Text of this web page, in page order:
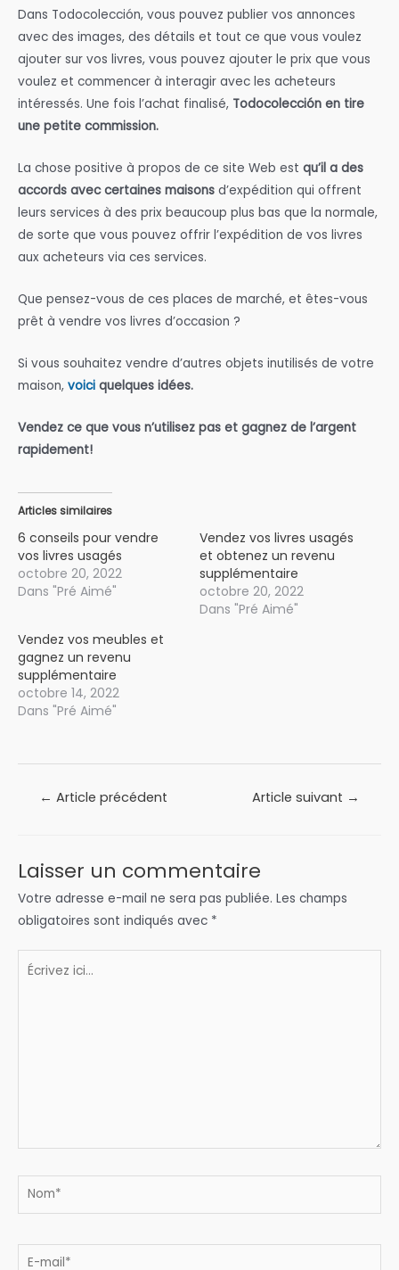
Dans Todocolección, vous pouvez publier vos annonces
avec des images, des détails et tout ce que vous voulez
ajouter sur vos livres, vous pouvez ajouter le prix que vous
voulez et commencer à interagir avec les acheteurs
intéressés. Une fois l’achat finalisé, Todocolección en tire
une petite commission.
La chose positive à propos de ce site Web est qu’il a des
accords avec certaines maisons d’expédition qui offrent
leurs services à des prix beaucoup plus bas que la normale,
de sorte que vous pouvez offrir l’expédition de vos livres
aux acheteurs via ces services.
Que pensez-vous de ces places de marché, et êtes-vous
prêt à vendre vos livres d’occasion ?
Si vous souhaitez vendre d’autres objets inutilisés de votre
maison, voici quelques idées.
Vendez ce que vous n’utilisez pas et gagnez de l’argent
rapidement!
Articles similaires
6 conseils pour vendre
vos livres usagés
octobre 20, 2022
Dans "Pré Aimé"
Vendez vos livres usagés
et obtenez un revenu
supplémentaire
octobre 20, 2022
Dans "Pré Aimé"
Vendez vos meubles et
gagnez un revenu
supplémentaire
octobre 14, 2022
Dans "Pré Aimé"
Navigation
← Article précédent Article suivant →
Laisser un commentaire
Votre adresse e-mail ne sera pas publiée. Les champs
obligatoires sont indiqués avec *
Écrivez
Nom*
E-